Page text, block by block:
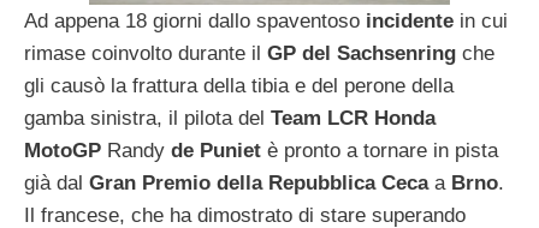
Ad appena 18 giorni dallo spaventoso incidente in cui
rimase coinvolto durante il GP del Sachsenring che
gli causò la frattura della tibia e del perone della
gamba sinistra, il pilota del Team LCR Honda
MotoGP Randy de Puniet è pronto a tornare in pista
già dal Gran Premio della Repubblica Ceca a Brno.
Il francese, che ha dimostrato di stare superando